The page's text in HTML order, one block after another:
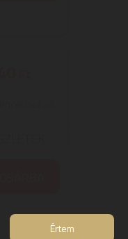
Értem